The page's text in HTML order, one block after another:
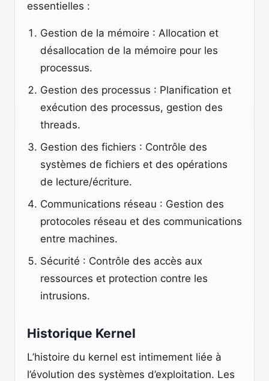
essentielles :
Gestion de la mémoire : Allocation et
désallocation de la mémoire pour les
processus.
Gestion des processus : Planification et
exécution des processus, gestion des
threads.
Gestion des fichiers : Contrôle des
systèmes de fichiers et des opérations
de lecture/écriture.
Communications réseau : Gestion des
protocoles réseau et des communications
entre machines.
Sécurité : Contrôle des accès aux
ressources et protection contre les
intrusions.
Historique Kernel
L’histoire du kernel est intimement liée à
l’évolution des systèmes d’exploitation. Les